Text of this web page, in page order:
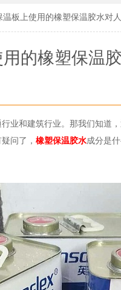
温板上使用的橡塑保温胶水对
的橡塑保温
业和建筑行业。那我们知道
问了， 橡塑保温胶水成分是